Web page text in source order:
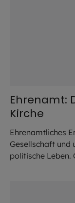
Ehrenamt:
Kirche
Ehrenamtliches
Gesellschaft und
politische Leben.